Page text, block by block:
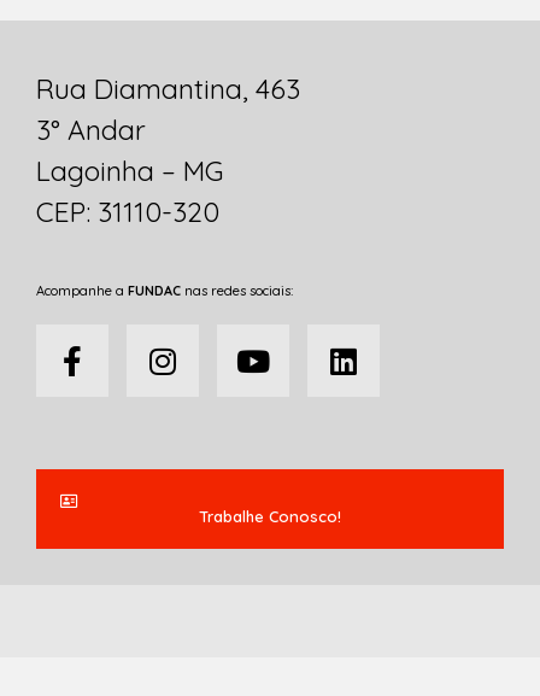
Rua Diamantina, 463
3° Andar
Lagoinha – MG
CEP: 31110-320
Acompanhe a FUNDAC nas redes sociais:
Trabalhe Conosco!